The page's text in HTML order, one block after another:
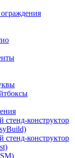
стенд-конструктор
стенд-конструктор